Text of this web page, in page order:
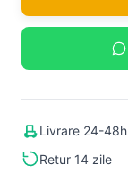
Livrare 24-48h
Retur 14 zile